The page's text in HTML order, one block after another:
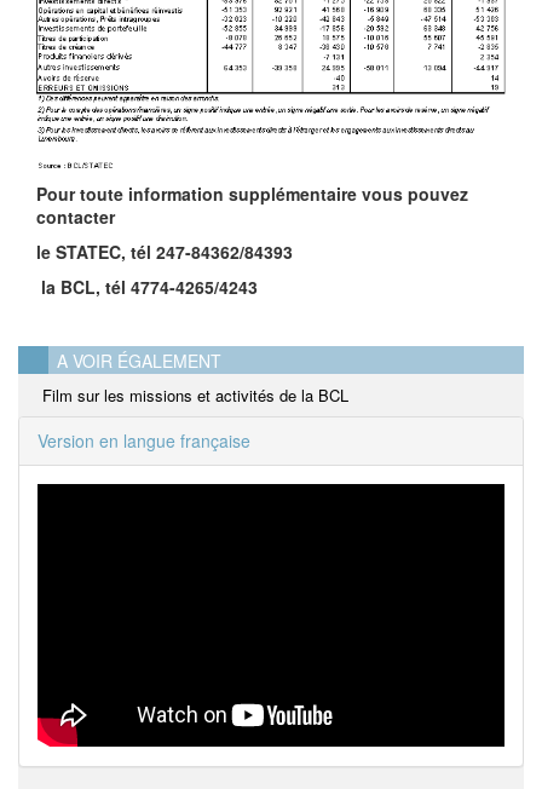
Pour toute information supplémentaire vous pouvez
contacter
le STATEC, tél 247-84362/84393
la BCL, tél 4774-4265/4243
A VOIR ÉGALEMENT
Film sur les missions et activités de la BCL
Version en langue française